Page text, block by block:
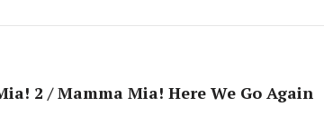
2 / Mamma Mia! Here We Go Again